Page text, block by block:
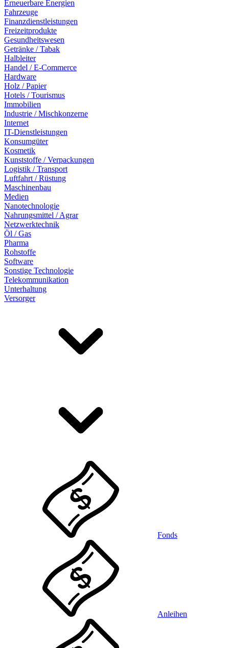
Erneuerbare Energien
Fahrzeuge
Finanzdienstleistungen
Freizeitprodukte
Gesundheitswesen
Getränke / Tabak
Halbleiter
Handel / E-Commerce
Hardware
Holz / Papier
Hotels / Tourismus
Immobilien
Industrie / Mischkonzerne
Internet
IT-Dienstleistungen
Konsumgüter
Kosmetik
Kunststoffe / Verpackungen
Logistik / Transport
Luftfahrt / Rüstung
Maschinenbau
Medien
Nanotechnologie
Nahrungsmittel / Agrar
Netzwerktechnik
Öl / Gas
Pharma
Rohstoffe
Software
Sonstige Technologie
Telekommunikation
Unterhaltung
Versorger
Fonds
Anleihen